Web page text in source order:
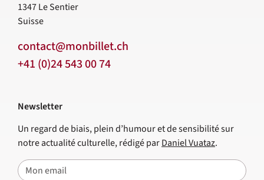
1347Le Sentier
Suisse
contact@monbillet.ch
+41 (0)24 543 00 74
Newsletter
Un regard de biais, plein d’humour et de sensibilité sur
notre actualité culturelle, rédigé parDaniel Vuataz.
E-mail